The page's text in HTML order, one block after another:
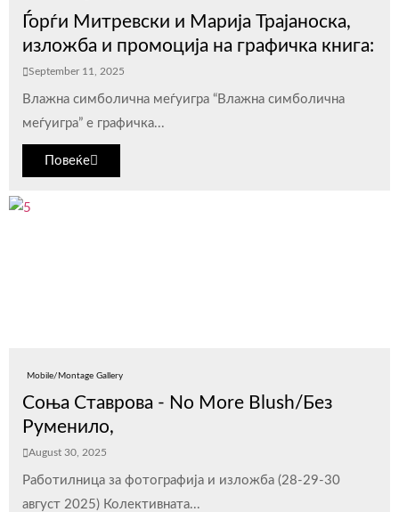
Ѓорѓи Митревски и Марија Трајаноска,
изложба и промоција на графичка книга:
September 11, 2025
Влажна симболична меѓуигра “Влажна симболична
меѓуигра” е графичка...
Повеќе
Mobile/Montage Gallery
Соња Ставрова - No More Blush/Без
Руменило,
August 30, 2025
Работилница за фотографија и изложба (28-29-30
август 2025) Колективната...